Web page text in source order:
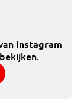
Instagram